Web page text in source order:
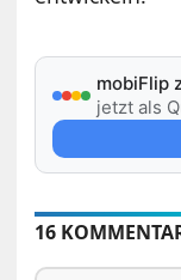
mobiFlip
jetzt als
16